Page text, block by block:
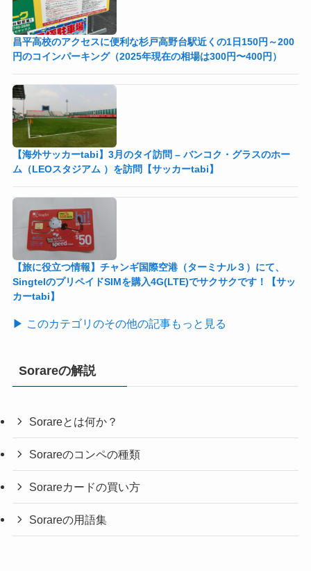
昌平高校のアクセスに便利な杉戸高野台駅近くの1日150円～200
円のコインパーキング（2025年現在の相場は300円〜400円）
【海外サッカーtabi】3月のタイ訪問 – バンコク・グラスのホー
ム（LEOスタジアム ）を訪問【サッカーtabi】
【旅に役立つ情報】チャンギ国際空港（ターミナル３）にて、
SingtelのプリペイドSIMを購入4G(LTE)でサクサクです！【サッ
カーtabi】
▶ このカテゴリのその他の記事もっと見る
Sorareの解説
Sorareとは何か？
Sorareのコンペの種類
Sorareカードの買い方
Sorareの用語集